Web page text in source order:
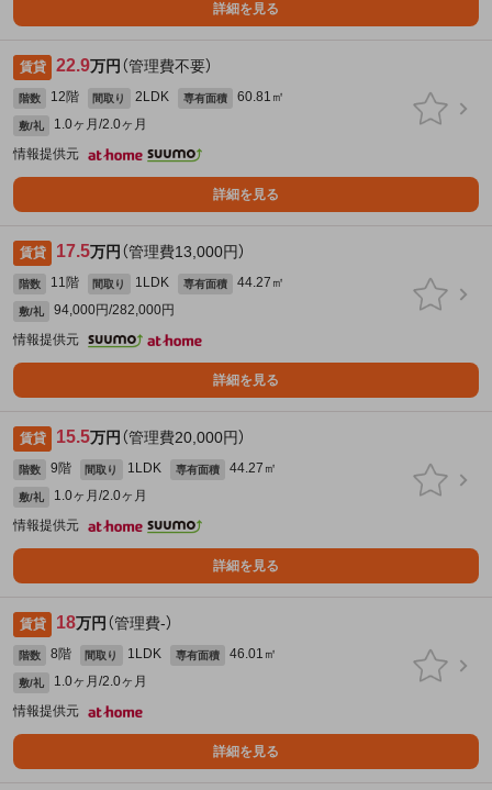
詳細を見る
賃貸 22.9万円 （管理費不要）
階数 12階 間取り 2LDK 専有面積 60.81㎡
敷/礼
1.0ヶ月/2.0ヶ月
情報提供元
詳細を見る
賃貸 17.5万円 （管理費13,000円）
階数 11階 間取り 1LDK 専有面積 44.27㎡
敷/礼
94,000円/282,000円
情報提供元
詳細を見る
賃貸 15.5万円 （管理費20,000円）
階数 9階 間取り 1LDK 専有面積 44.27㎡
敷/礼
1.0ヶ月/2.0ヶ月
情報提供元
詳細を見る
賃貸 18万円 （管理費-）
階数 8階 間取り 1LDK 専有面積 46.01㎡
敷/礼
1.0ヶ月/2.0ヶ月
情報提供元
詳細を見る